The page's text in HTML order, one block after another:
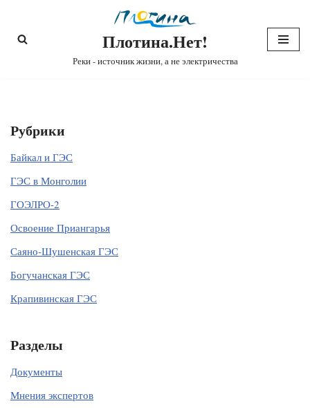
Перейти
Плотина.Нет!
Реки - источник жизни, а не электричества
Рубрики
Байкал и ГЭС
ГЭС в Монголии
ГОЭЛРО-2
Освоение Приангарья
Саяно-Шушенская ГЭС
Богучанская ГЭС
Крапивинская ГЭС
Разделы
Документы
Мнения экспертов